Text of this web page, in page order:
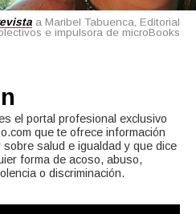
a Maribel Tabuenca, Editorial
e impulsora de microBooks
el portal profesional exclusivo
que te ofrece información
sobre salud e igualdad y que dice
forma de acoso, abuso,
o discriminación.